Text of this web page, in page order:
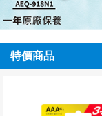
特價商品
Double A 鹼性電池 3A 4粒